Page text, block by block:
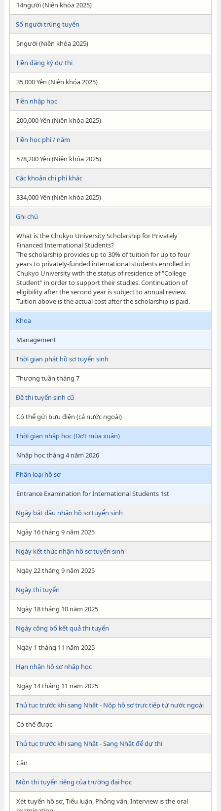
14người (Niên khóa 2025)
Số người trúng tuyển
5người (Niên khóa 2025)
Tiền đăng ký dự thi
35,000 Yên (Niên khóa 2025)
Tiền nhập học
200,000 Yên (Niên khóa 2025)
Tiền học phí / năm
578,200 Yên (Niên khóa 2025)
Các khoản chi phí khác
334,000 Yên (Niên khóa 2025)
Ghi chú
What is the Chukyo University Scholarship for Privately
Financed International Students?
The scholarship provides up to 30% of tuition for up to four
years to privately-funded international students enrolled in
Chukyo University with the status of residence of "College
Student" in order to support their studies. Continuation of
eligibility after the second year is subject to annual review.
Tuition above is the actual cost after the scholarship is paid.
Khoa
Management
Thời gian phát hồ sơ tuyển sinh
Thượng tuần tháng 7
Đề thi tuyển sinh cũ
Có thể gửi bưu điện (cả nước ngoài)
Thời gian nhập học (Đợt mùa xuân)
Nhập học tháng 4 năm 2026
Phân loại hồ sơ
Entrance Examination for International Students 1st
Ngày bắt đầu nhận hồ sơ tuyển sinh
Ngày 16 tháng 9 năm 2025
Ngày kết thúc nhận hồ sơ tuyển sinh
Ngày 22 tháng 9 năm 2025
Ngày thi tuyển
Ngày 18 tháng 10 năm 2025
Ngày công bố kết quả thi tuyển
Ngày 1 tháng 11 năm 2025
Hạn nhận hồ sơ nhập học
Ngày 14 tháng 11 năm 2025
Thủ tục trước khi sang Nhật - Nộp hồ sơ trực tiếp từ nước ngoài
Có thể được
Thủ tục trước khi sang Nhật - Sang Nhật để dự thi
Cần
Môn thi tuyển riêng của trường đại học
Xét tuyển hồ sơ, Tiểu luận, Phỏng vấn, Interview is the oral